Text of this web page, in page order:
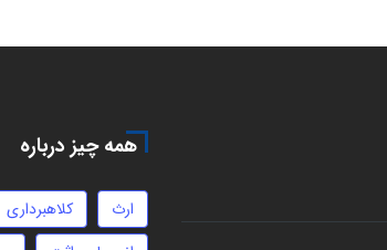
همه چیز درباره
ارث کلاهبرداری